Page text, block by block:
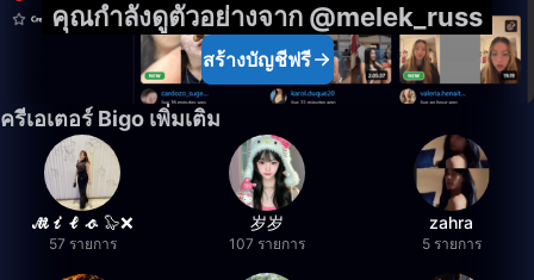
คุณกำลังดูตัวอย่างจาก @melek_russ
สร้างบัญชีฟรี
ครีเอเตอร์ Bigo เพิ่มเติม
𝓜𝓲𝓵𝓸 🦭❌
57 รายการ
岁岁
107 รายการ
zahra
5 รายการ